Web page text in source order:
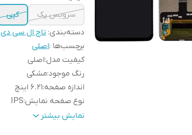
سرویس پک
کپی
دسته‌بندی: تاچ ال سی دی
برچسب‌ها :اصلی
کیفیت مدل:اصلی
رنگ موجود:مشکی
اندازه صفحه:6.21 اینچ
نوع صفحه نمایش:
IPS
رزولوشن:1080*2340 پیکسل
نمایش بیشتر